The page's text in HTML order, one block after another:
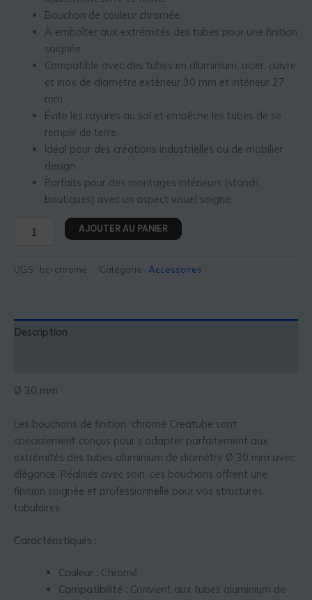
Bouchon de couleur chromée.
À emboîter aux extrémités des tubes pour une finition
soignée.
Compatible avec des tubes en aluminium, acier, cuivre
et inox de diamètre extérieur 30 mm et intérieur 27
mm.
Évite les rayures au sol et empêche les tubes de se
remplir de terre.
Idéal pour des créations industrielles ou de mobilier
design.
Parfaits pour des montages intérieurs (stands,
boutiques) avec un aspect visuel soigné.
AJOUTER AU PANIER
UGS : bc-chrome Catégorie : Accessoires
Description
Ø 30 mm
Les bouchons de finition chromé Creatube sont
spécialement conçus pour s’adapter parfaitement aux
extrémités des tubes aluminium de diamètre Ø 30 mm avec
élégance. Réalisés avec soin, ces bouchons offrent une
finition soignée et professionnelle pour vos structures
tubulaires.
Caractéristiques :
Couleur : Chromé.
Compatibilité : Convient aux tubes aluminium de